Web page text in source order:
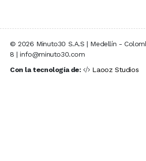
© 2026 Minuto30 S.A.S | Medellín -
8 | info@minuto30.com
Con la tecnología de:
Laooz Studios